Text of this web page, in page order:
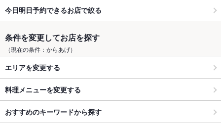
今日明日予約できるお店で絞る
条件を変更してお店を探す
（現在の条件：からあげ）
エリアを変更する
料理メニューを変更する
おすすめのキーワードから探す